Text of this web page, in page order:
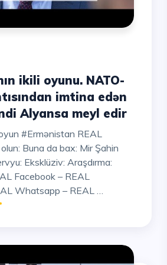
imtina edən
Alyansa meyl edir
#Ermənistan REAL
Buna da bax: Mir Şahin
Eksklüziv: Araşdırma:
Facebook – REAL
Whatsapp – REAL …